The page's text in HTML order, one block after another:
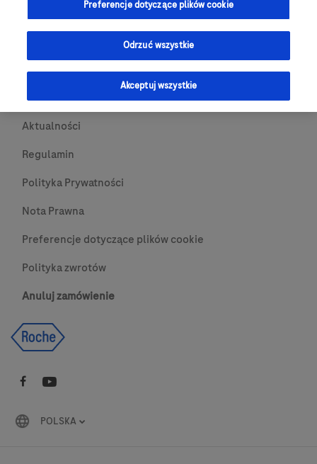
Skontaktuj się z nami
O nas
Aktualności
Regulamin
Polityka Prywatności
Nota Prawna
Preferencje dotyczące plików cookie
Polityka zwrotów
Anuluj zamówienie
POLSKA
Preferencje dotyczące plików cookie
Odrzuć wszystkie
Akceptuj wszystkie